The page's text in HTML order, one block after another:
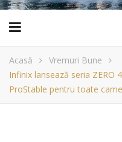
Acasă
Vremuri Bune
Infinix lansează seria ZERO
ProStable pentru toate